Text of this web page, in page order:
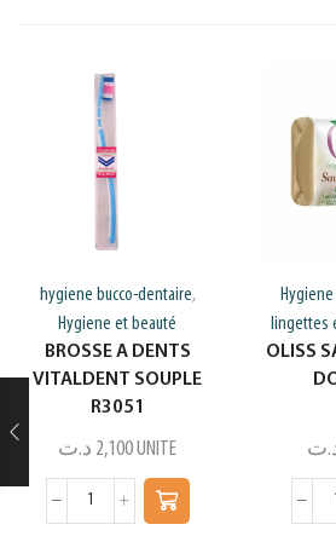
hygiene bucco-dentaire,
Hygiene et beauté
BROSSE A DENTS
VITALDENT SOUPLE
R3051
2,100 د.ت UNITE
lingettes
OLISS